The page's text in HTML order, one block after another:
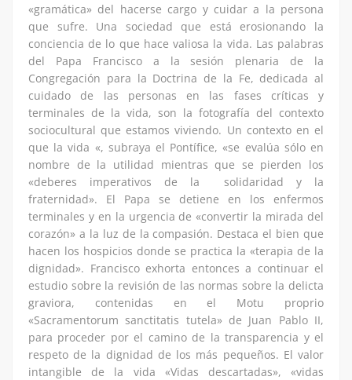
«gramática» del hacerse cargo y cuidar a la persona
que sufre. Una sociedad que está erosionando la
conciencia de lo que hace valiosa la vida. Las palabras
del Papa Francisco a la sesión plenaria de la
Congregación para la Doctrina de la Fe, dedicada al
cuidado de las personas en las fases críticas y
terminales de la vida, son la fotografía del contexto
sociocultural que estamos viviendo. Un contexto en el
que la vida «, subraya el Pontífice, «se evalúa sólo en
nombre de la utilidad mientras que se pierden los
«deberes imperativos de la solidaridad y la
fraternidad». El Papa se detiene en los enfermos
terminales y en la urgencia de «convertir la mirada del
corazón» a la luz de la compasión. Destaca el bien que
hacen los hospicios donde se practica la «terapia de la
dignidad». Francisco exhorta entonces a continuar el
estudio sobre la revisión de las normas sobre la delicta
graviora, contenidas en el Motu proprio
«Sacramentorum sanctitatis tutela» de Juan Pablo II,
para proceder por el camino de la transparencia y el
respeto de la dignidad de los más pequeños. El valor
intangible de la vida «Vidas descartadas», «vidas